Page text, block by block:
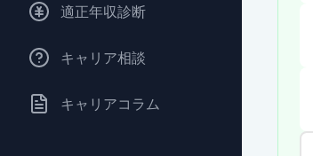
適正年収診断
キャリア相談
キャリアコラム